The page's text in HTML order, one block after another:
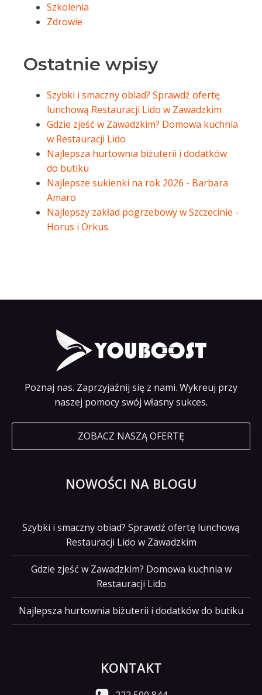
Szkolenia
Zdrowie
Ostatnie wpisy
Szybki i smaczny obiad? Sprawdź ofertę
lunchową Restauracji Lido w Zawadzkim
Gdzie zjeść w Zawadzkim? Domowa kuchnia
w Restauracji Lido
Najlepsza hurtownia biżuterii i dodatków
do butiku
Najlepsze sukienki na rok 2026 - Barbara
Amaro
Najlepszy zakład pogrzebowy w Szczecinie -
Horus i Orkus
Poznaj nas. Zaprzyjaźnij się z nami. Wykreuj przy
naszej pomocy swój własny sukces.
ZOBACZ NASZĄ OFERTĘ
NOWOŚCI NA BLOGU
Szybki i smaczny obiad? Sprawdź ofertę lunchową
Restauracji Lido w Zawadzkim
Gdzie zjeść w Zawadzkim? Domowa kuchnia w
Restauracji Lido
Najlepsza hurtownia biżuterii i dodatków do butiku
KONTAKT